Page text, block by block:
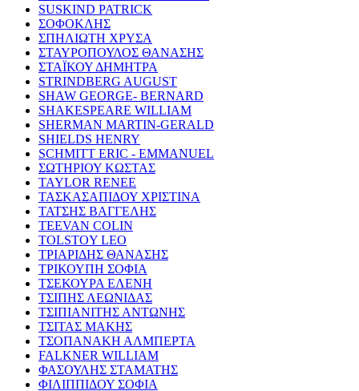
SUSKIND PATRICK
ΣΟΦΟΚΛΗΣ
ΣΠΗΛΙΩΤΗ ΧΡΥΣΑ
ΣΤΑΥΡΟΠΟΥΛΟΣ ΘΑΝΑΣΗΣ
ΣΤΑΪΚΟΥ ΔΗΜΗΤΡΑ
STRINDBERG AUGUST
SHAW GEORGE- BERNARD
SHAKESPEARE WILLIAM
SHERMAN MARTIN-GERALD
SHIELDS HENRY
SCHMITT ERIC - EMMANUEL
ΣΩΤΗΡΙΟΥ ΚΩΣΤΑΣ
TAYLOR RENEE
ΤΑΣΚΑΣΑΠΙΔΟΥ ΧΡΙΣΤΙΝΑ
ΤΑΤΣΗΣ ΒΑΓΓΕΛΗΣ
TEEVAN COLIN
TOLSTOY LEO
ΤΡΙΑΡΙΔΗΣ ΘΑΝΑΣΗΣ
ΤΡΙΚΟΥΠΗ ΣΟΦΙΑ
ΤΣΕΚΟΥΡΑ ΕΛΕΝΗ
ΤΣΙΠΗΣ ΛΕΩΝΙΔΑΣ
ΤΣΙΠΙΑΝΙΤΗΣ ΑΝΤΩΝΗΣ
ΤΣΙΤΑΣ ΜΑΚΗΣ
ΤΣΟΠΑΝΑΚΗ ΑΛΜΠΕΡΤΑ
FALKNER WILLIAM
ΦΑΣΟΥΛΗΣ ΣΤΑΜΑΤΗΣ
ΦΙΛΙΠΠΙΔΟΥ ΣΟΦΙΑ